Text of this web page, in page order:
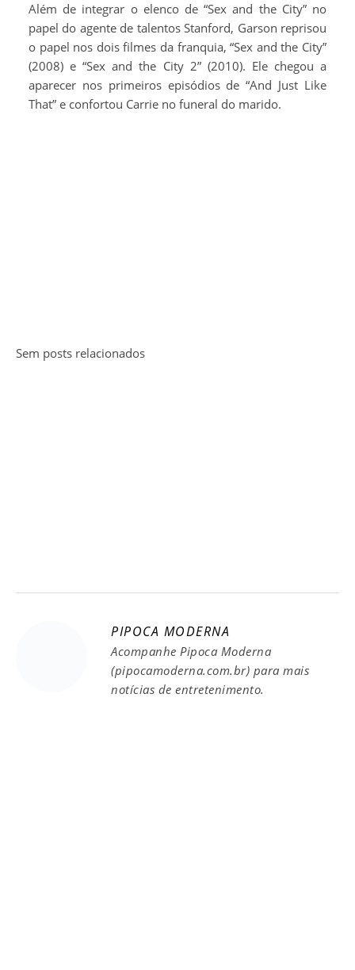
Além de integrar o elenco de “Sex and the City” no
papel do agente de talentos Stanford, Garson reprisou
o papel nos dois filmes da franquia, “Sex and the City”
(2008) e “Sex and the City 2” (2010). Ele chegou a
aparecer nos primeiros episódios de “And Just Like
That” e confortou Carrie no funeral do marido.
Sem posts relacionados
PIPOCA MODERNA
Acompanhe Pipoca Moderna
(pipocamoderna.com.br) para mais
notícias de entretenimento.